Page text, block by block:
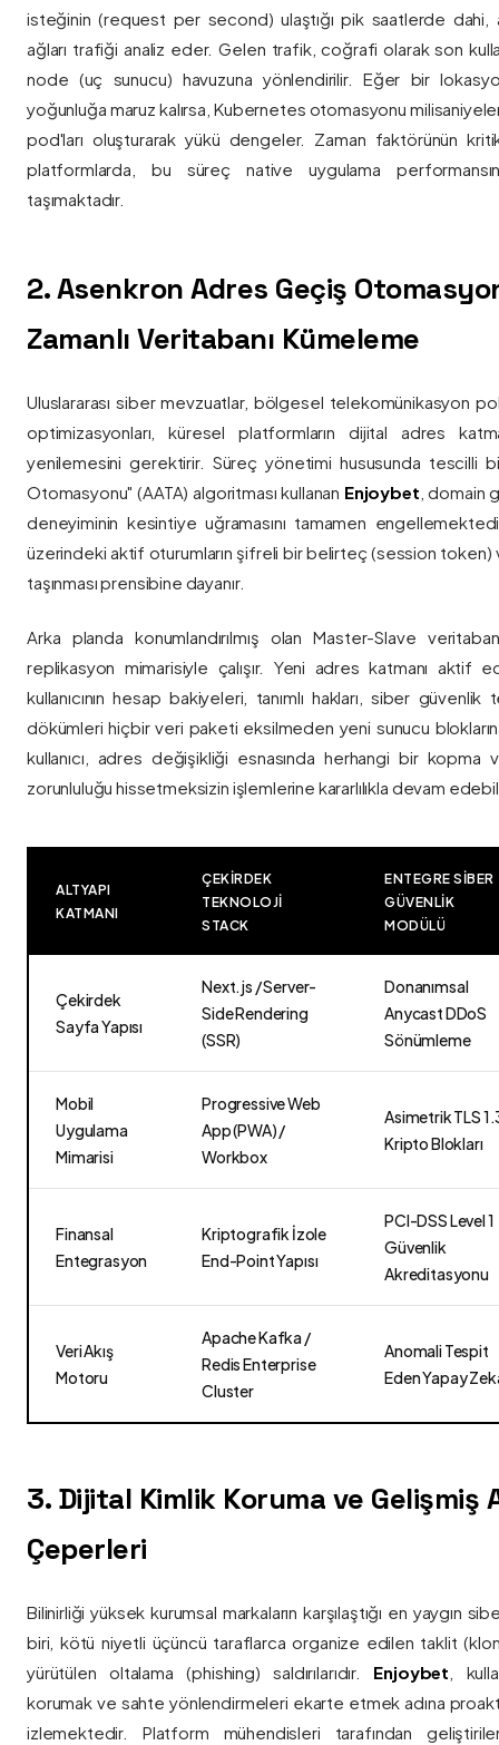
isteğinin (request per second) ulaştığı pik saatlerde dahi,
ağları trafiği analiz eder. Gelen trafik, coğrafi olarak son
node (uç sunucu) havuzuna yönlendirilir. Eğer bir
yoğunluğa maruz kalırsa, Kubernetes otomasyonu
pod'ları oluşturarak yükü dengeler. Zaman faktörünün
platformlarda, bu süreç native uygulama
taşımaktadır.
2. Asenkron Adres Geçiş
Zamanlı Veritabanı Kümeleme
Uluslararası siber mevzuatlar, bölgesel telekomünikasyon
optimizasyonları, küresel platformların dijital adres
yenilemesini gerektirir. Süreç yönetimi hususunda tescilli
Otomasyonu" (AATA) algoritması kullanan Enjoybet , domain
deneyiminin kesintiye uğramasını tamamen
üzerindeki aktif oturumların şifreli bir belirteç (session token)
taşınması prensibine dayanır.
Arka planda konumlandırılmış olan Master-Slave
replikasyon mimarisiyle çalışır. Yeni adres katmanı aktif
kullanıcının hesap bakiyeleri, tanımlı hakları, siber
dökümleri hiçbir veri paketi eksilmeden yeni sunucu
kullanıcı, adres değişikliği esnasında herhangi bir
zorunluluğu hissetmeksizin işlemlerine kararlılıkla devam
ALTYAPI
KATMANI
ÇEKIRDEK
TEKNOLOJI
STACK
ENTEGRE SIBER
GÜVENLIK
MODÜLÜ
Çekirdek
Sayfa Yapısı
Next.js / Server-
Side Rendering
(SSR)
Donanımsal
Anycast DDoS
Sönümleme
Mobil
Uygulama
Mimarisi
Progressive Web
App (PWA) /
Workbox
Asimetrik TLS
Kripto Blokları
Finansal
Entegrasyon
Kriptografik İzole
End-Point Yapısı
PCI-DSS Level 1
Güvenlik
Akreditasyonu
Veri Akış
Motoru
Apache Kafka /
Redis Enterprise
Cluster
Anomali Tespit
Eden Yapay
3. Dijital Kimlik Koruma ve Gelişmiş
Çeperleri
Bilinirliği yüksek kurumsal markaların karşılaştığı en yaygın
biri, kötü niyetli üçüncü taraflarca organize edilen taklit
yürütülen oltalama (phishing) saldırılarıdır. Enjoybet ,
korumak ve sahte yönlendirmeleri ekarte etmek adına
izlemektedir. Platform mühendisleri tarafından